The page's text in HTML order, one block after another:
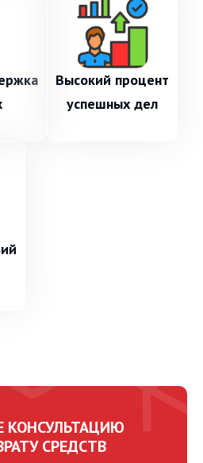
Высокий процент
успешных дел
КОНСУЛЬТАЦИЮ
СРЕДСТВ